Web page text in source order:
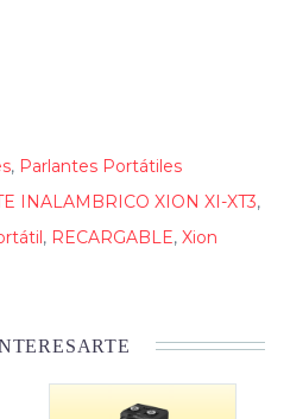
, Parlantes Portátiles
INALAMBRICO XION XI-XT3,
, RECARGABLE, Xion